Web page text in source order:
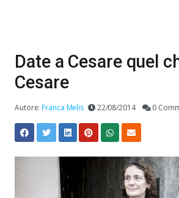
Date a Cesare quel
Cesare
Autore:Franca Melis 22/08/2014 0